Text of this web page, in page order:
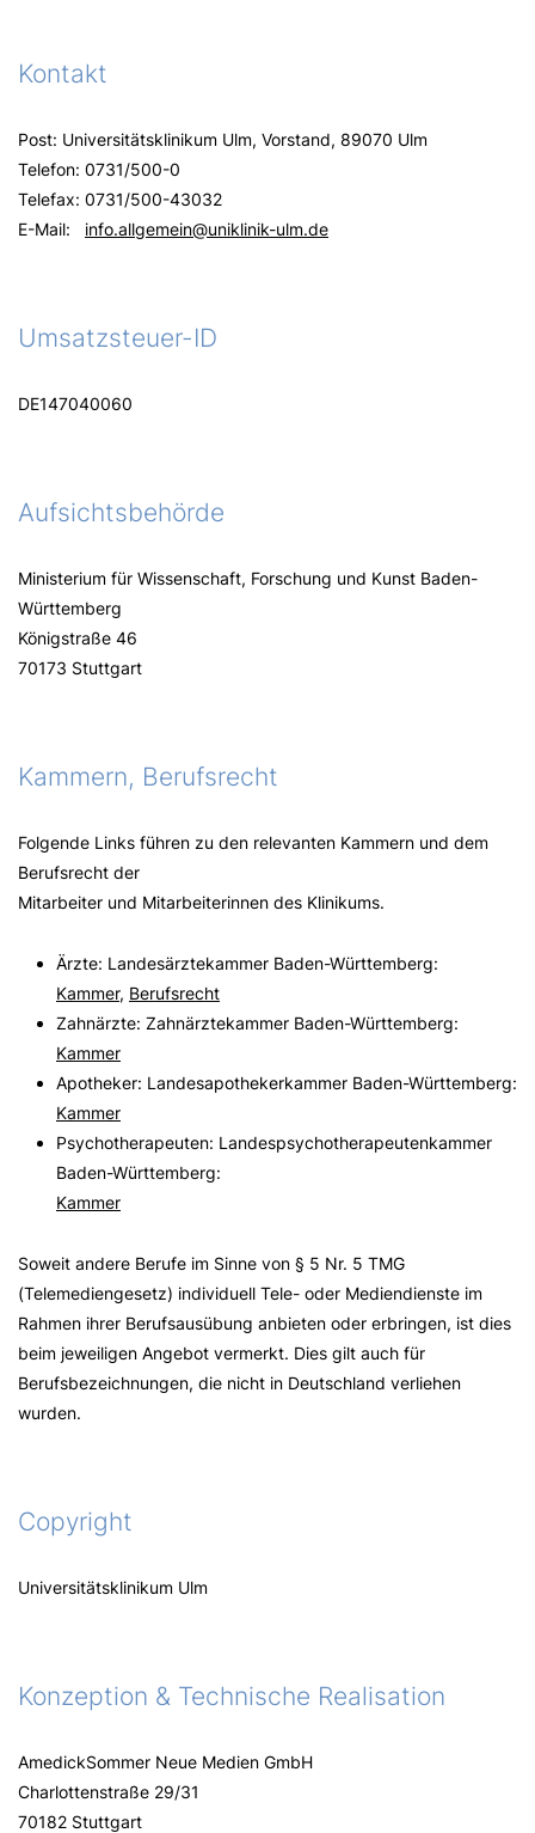
Kontakt
Post: Universitätsklinikum Ulm, Vorstand, 89070 Ulm
Telefon: 0731/500-0
Telefax: 0731/500-43032
E-Mail: info.allgemein@uniklinik-ulm.de
Umsatzsteuer-ID
DE147040060
Aufsichtsbehörde
Ministerium für Wissenschaft, Forschung und Kunst Baden-
Württemberg
Königstraße 46
70173 Stuttgart
Kammern, Berufsrecht
Folgende Links führen zu den relevanten Kammern und dem
Berufsrecht der
Mitarbeiter und Mitarbeiterinnen des Klinikums.
Ärzte: Landesärztekammer Baden-Württemberg:
Kammer, Berufsrecht
Zahnärzte: Zahnärztekammer Baden-Württemberg:
Kammer
Apotheker: Landesapothekerkammer Baden-Württemberg:
Kammer
Psychotherapeuten: Landespsychotherapeutenkammer
Baden-Württemberg:
Kammer
Soweit andere Berufe im Sinne von § 5 Nr. 5 TMG
(Telemediengesetz) individuell Tele- oder Mediendienste im
Rahmen ihrer Berufsausübung anbieten oder erbringen, ist dies
beim jeweiligen Angebot vermerkt. Dies gilt auch für
Berufsbezeichnungen, die nicht in Deutschland verliehen
wurden.
Copyright
Universitätsklinikum Ulm
Konzeption & Technische Realisation
AmedickSommer Neue Medien GmbH
Charlottenstraße 29/31
70182 Stuttgart